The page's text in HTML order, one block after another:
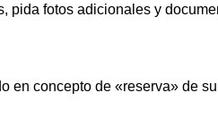
pida fotos adicionales y
concepto de «reserva» de